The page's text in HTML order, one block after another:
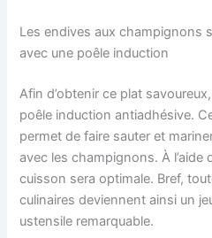
Les endives aux champignons
avec une poêle induction
Afin d’obtenir ce plat
poêle induction antiadhésive.
permet de faire sauter et
avec les champignons. À l’aide
cuisson sera optimale. Bref,
culinaires deviennent ainsi un
ustensile remarquable.